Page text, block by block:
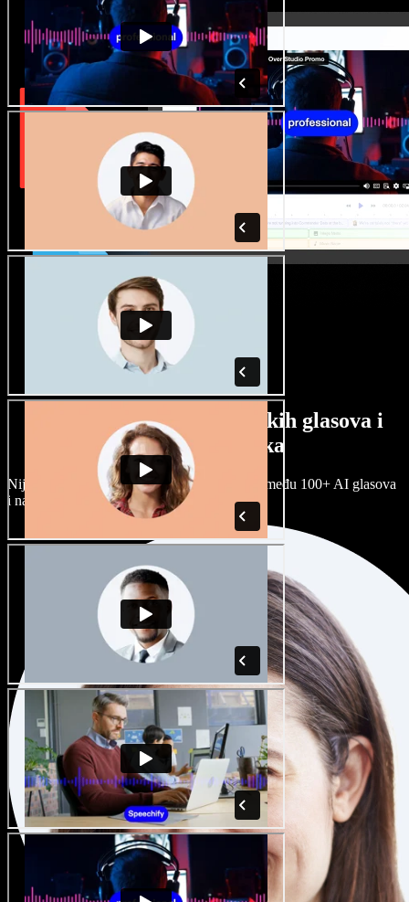
Veliki izbor muških i ženskih glasova i
raznih naglasaka
Nijedan projekt ne mora zvučati isto. Birajte među 100+ AI glasova
i naglasaka i prilagodite ih sebi.